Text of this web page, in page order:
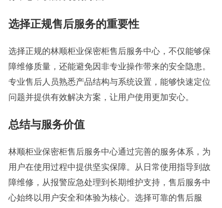
选择正规售后服务的重要性
选择正规的林顺柜业保密柜售后服务中心，不仅能够保
障维修质量，还能避免因非专业操作带来的安全隐患。
专业售后人员熟悉产品结构与系统设置，能够快速定位
问题并提供有效解决方案，让用户使用更加安心。
总结与服务价值
林顺柜业保密柜售后服务中心通过完善的服务体系，为
用户在使用过程中提供坚实保障。从日常使用指导到故
障维修，从报警应急处理到长期维护支持，售后服务中
心始终以用户安全和体验为核心。选择可靠的售后服